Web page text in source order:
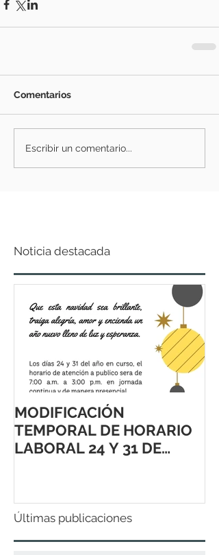
Comentarios
Escribir un comentario...
Noticia destacada
MODIFICACIÓN
TEMPORAL DE HORARIO
LABORAL 24 Y 31 DE
Últimas publicaciones